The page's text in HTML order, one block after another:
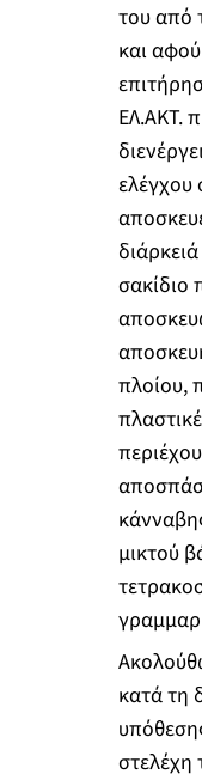
του από
και
ΕΛ.ΑΚΤ.
ελέγχου
σακίδιο
πλοίου,
μικτού
κατά τη
στελέχη